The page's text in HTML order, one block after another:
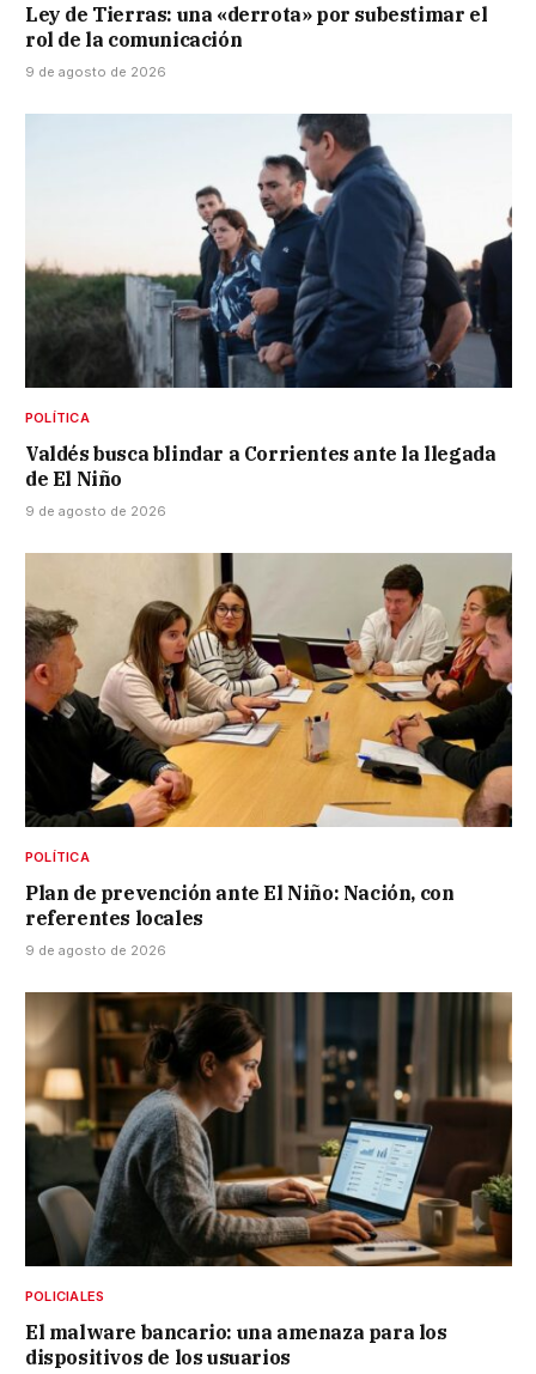
Ley de Tierras: una «derrota» por subestimar el
rol de la comunicación
9 de agosto de 2026
POLÍTICA
Valdés busca blindar a Corrientes ante la llegada
de El Niño
9 de agosto de 2026
POLÍTICA
Plan de prevención ante El Niño: Nación, con
referentes locales
9 de agosto de 2026
POLICIALES
El malware bancario: una amenaza para los
dispositivos de los usuarios